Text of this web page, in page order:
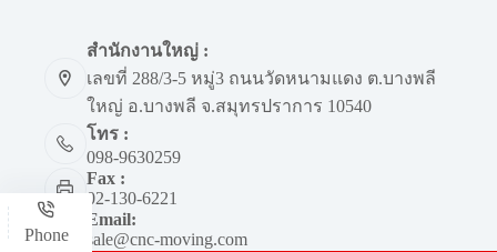
สำนักงานใหญ่ :
เลขที่ 288/3-5 หมู่3 ถนนวัดหนามแดง ต.บางพลี
ใหญ่ อ.บางพลี จ.สมุทรปราการ 10540
โทร :
098-9630259
Fax :
02-130-6221
Email:
sale@cnc-moving.com
Phone